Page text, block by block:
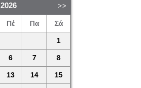
2026
Πέ Πα Σά
1
6 7 8
13 14 15